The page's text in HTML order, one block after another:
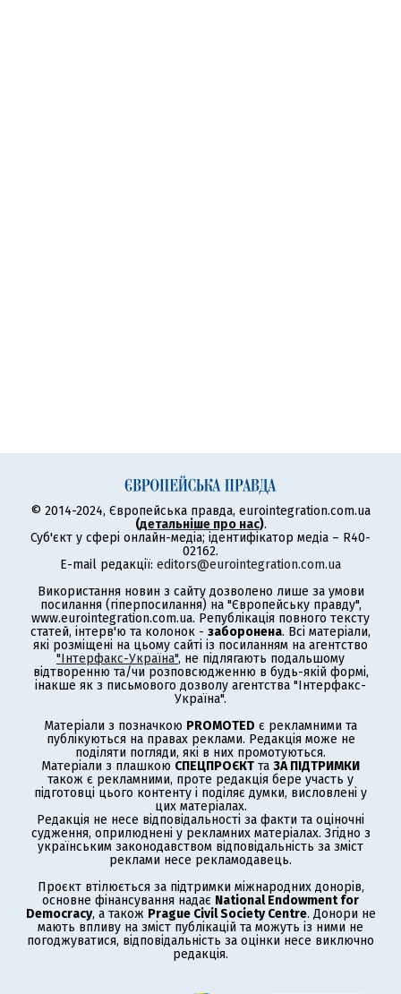
© 2014-2024, Європейська правда, eurointegration.com.ua
(детальніше про нас).
Суб'єкт у сфері онлайн-медіа; ідентифікатор медіа – R40-
02162.
E-mail редакції: editors@eurointegration.com.ua
Використання новин з сайту дозволено лише за умови
посилання (гіперпосилання) на "Європейську правду",
www.eurointegration.com.ua. Републікація повного тексту
статей, інтерв'ю та колонок - заборонена. Всі матеріали,
які розміщені на цьому сайті із посиланням на агентство
"Інтерфакс-Україна", не підлягають подальшому
відтворенню та/чи розповсюдженню в будь-якій формі,
інакше як з письмового дозволу агентства "Інтерфакс-
Україна".
Матеріали з позначкою PROMOTED є рекламними та
публікуються на правах реклами. Редакція може не
поділяти погляди, які в них промотуються.
Матеріали з плашкою СПЕЦПРОЄКТ та ЗА ПІДТРИМКИ
також є рекламними, проте редакція бере участь у
підготовці цього контенту і поділяє думки, висловлені у
цих матеріалах.
Редакція не несе відповідальності за факти та оціночні
судження, оприлюднені у рекламних матеріалах. Згідно з
українським законодавством відповідальність за зміст
реклами несе рекламодавець.
Проєкт втілюється за підтримки міжнародних донорів,
основне фінансування надає National Endowment for
Democracy, а також Prague Civil Society Centre. Донори не
мають впливу на зміст публікацій та можуть із ними не
погоджуватися, відповідальність за оцінки несе виключно
редакція.